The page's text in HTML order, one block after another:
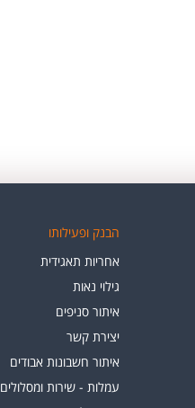
הבנק ופעילותו
אחריות תאגידית
גילוי נאות
איתור סניפים
יצירת קשר
איתור חשבונות אבודים
עמלות - שירות ומסלולים